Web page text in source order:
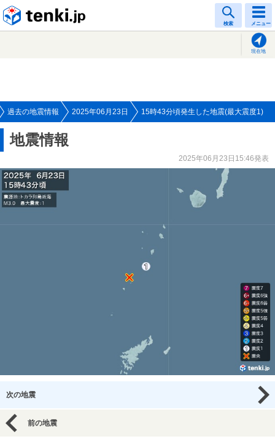
検索 メニュー
現在地
過去の地震情報 2025年06月23日 15時43分頃発生した地震(最大震度1)
地震情報
2025年06月23日15:46発表
次の地震
前の地震